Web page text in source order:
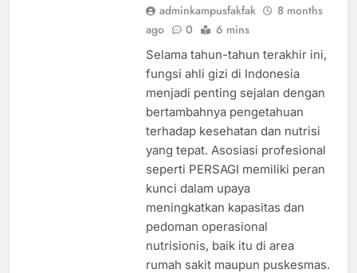
adminkampusfakfak
8 months
ago
0 6 mins
Selama tahun-tahun terakhir ini,
fungsi ahli gizi di Indonesia
menjadi penting sejalan dengan
bertambahnya pengetahuan
terhadap kesehatan dan nutrisi
yang tepat. Asosiasi profesional
seperti PERSAGI memiliki peran
kunci dalam upaya
meningkatkan kapasitas dan
pedoman operasional
nutrisionis, baik itu di area
rumah sakit maupun puskesmas.